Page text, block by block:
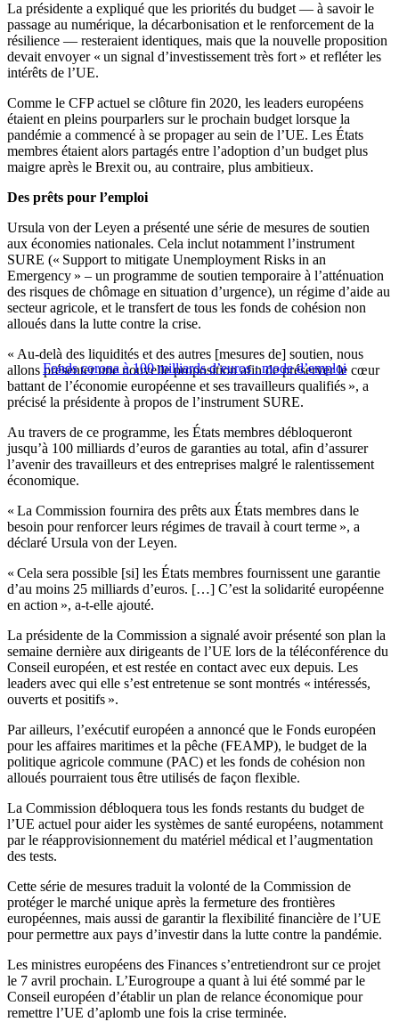
La présidente a expliqué que les priorités du budget — à savoir le
passage au numérique, la décarbonisation et le renforcement de la
résilience — resteraient identiques, mais que la nouvelle proposition
devait envoyer « un signal d’investissement très fort » et refléter les
intérêts de l’UE.
Comme le CFP actuel se clôture fin 2020, les leaders européens
étaient en pleins pourparlers sur le prochain budget lorsque la
pandémie a commencé à se propager au sein de l’UE. Les États
membres étaient alors partagés entre l’adoption d’un budget plus
maigre après le Brexit ou, au contraire, plus ambitieux.
Des prêts pour l’emploi
Ursula von der Leyen a présenté une série de mesures de soutien
aux économies nationales. Cela inclut notamment l’instrument
SURE (« Support to mitigate Unemployment Risks in an
Emergency » – un programme de soutien temporaire à l’atténuation
des risques de chômage en situation d’urgence), un régime d’aide au
secteur agricole, et le transfert de tous les fonds de cohésion non
alloués dans la lutte contre la crise.
Fonds corona à 100 milliards d’euros : mode d’emploi
« Au-delà des liquidités et des autres [mesures de] soutien, nous
allons présenter une nouvelle proposition afin de préserver le cœur
battant de l’économie européenne et ses travailleurs qualifiés », a
précisé la présidente à propos de l’instrument SURE.
Au travers de ce programme, les États membres débloqueront
jusqu’à 100 milliards d’euros de garanties au total, afin d’assurer
l’avenir des travailleurs et des entreprises malgré le ralentissement
économique.
« La Commission fournira des prêts aux États membres dans le
besoin pour renforcer leurs régimes de travail à court terme », a
déclaré Ursula von der Leyen.
« Cela sera possible [si] les États membres fournissent une garantie
d’au moins 25 milliards d’euros. […] C’est la solidarité européenne
en action », a-t-elle ajouté.
La présidente de la Commission a signalé avoir présenté son plan la
semaine dernière aux dirigeants de l’UE lors de la téléconférence du
Conseil européen, et est restée en contact avec eux depuis. Les
leaders avec qui elle s’est entretenue se sont montrés « intéressés,
ouverts et positifs ».
Par ailleurs, l’exécutif européen a annoncé que le Fonds européen
pour les affaires maritimes et la pêche (FEAMP), le budget de la
politique agricole commune (PAC) et les fonds de cohésion non
alloués pourraient tous être utilisés de façon flexible.
La Commission débloquera tous les fonds restants du budget de
l’UE actuel pour aider les systèmes de santé européens, notamment
par le réapprovisionnement du matériel médical et l’augmentation
des tests.
Cette série de mesures traduit la volonté de la Commission de
protéger le marché unique après la fermeture des frontières
européennes, mais aussi de garantir la flexibilité financière de l’UE
pour permettre aux pays d’investir dans la lutte contre la pandémie.
Les ministres européens des Finances s’entretiendront sur ce projet
le 7 avril prochain. L’Eurogroupe a quant à lui été sommé par le
Conseil européen d’établir un plan de relance économique pour
remettre l’UE d’aplomb une fois la crise terminée.